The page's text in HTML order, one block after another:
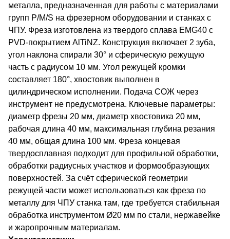
металла, предназначенная для работы с материалами
групп P/M/S на фрезерном оборудовании и станках с
ЧПУ. Фреза изготовлена из твердого сплава EMG40 с
PVD-покрытием AlTiNZ. Конструкция включает 2 зуба,
угол наклона спирали 30° и сферическую режущую
часть с радиусом 10 мм. Угол режущей кромки
составляет 180°, хвостовик выполнен в
цилиндрическом исполнении. Подача СОЖ через
инструмент не предусмотрена. Ключевые параметры:
диаметр фрезы 20 мм, диаметр хвостовика 20 мм,
рабочая длина 40 мм, максимальная глубина резания
40 мм, общая длина 100 мм. Фреза концевая
твердосплавная подходит для профильной обработки,
обработки радиусных участков и формообразующих
поверхностей. За счёт сферической геометрии
режущей части может использоваться как фреза по
металлу для ЧПУ станка там, где требуется стабильная
обработка инструментом Ø20 мм по стали, нержавейке
и жаропрочным материалам.